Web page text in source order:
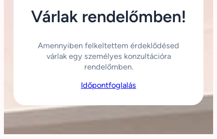
Várlak rendelőmben!
Amennyiben felkeltettem érdeklődésed
várlak egy személyes konzultációra
rendelőmben.
Időpontfoglalás